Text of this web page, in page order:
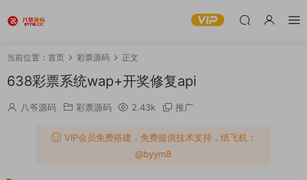
当前位置： 首页 彩票源码 正文
638彩票系统wap+开奖修复api
八爷源码 彩票源码 2.43k 推广
VIP会员免费搭建，免费提供技术支持，纸飞机：
@byym8